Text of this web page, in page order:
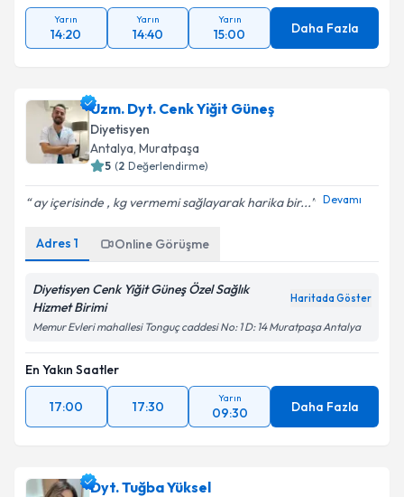
Yarın
14:20
Yarın
14:40
Yarın
15:00 Daha Fazla
Uzm. Dyt. Cenk Yiğit Güneş
Diyetisyen
Antalya, Muratpaşa
5 (2 Değerlendirme)
ay içerisinde , kg vermemi sağlayarak harika bir... Devamı
Adres 1 Online Görüşme
Diyetisyen Cenk Yiğit Güneş Özel Sağlık
Hizmet Birimi
Haritada Göster
Memur Evleri mahallesi Tonguç caddesi No: 1 D: 14 Muratpaşa Antalya
En Yakın Saatler
17:00 17:30
Yarın
09:30 Daha Fazla
Dyt. Tuğba Yüksel